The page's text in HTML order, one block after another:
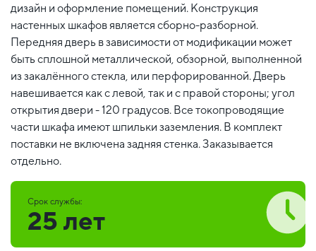
дизайн и оформление помещений. Конструкция
настенных шкафов является сборно-разборной.
Передняя дверь в зависимости от модификации может
быть сплошной металлической, обзорной, выполненной
из закалённого стекла, или перфорированной. Дверь
навешивается как с левой, так и с правой стороны; угол
открытия двери - 120 градусов. Все токопроводящие
части шкафа имеют шпильки заземления. В комплект
поставки не включена задняя стенка. Заказывается
отдельно.
Срок службы:
25 лет